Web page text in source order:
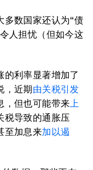
多数国家还认为“债
人担忧（但如今这
的利率显著增加了
，近期由关税引发
，但也可能带来 上
税导致的通胀压
至加息来加以遏